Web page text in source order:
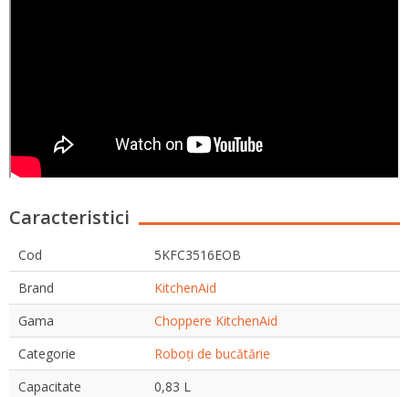
Caracteristici
Cod
5KFC3516EOB
Brand
KitchenAid
Gama
Choppere KitchenAid
Categorie
Roboți de bucătărie
Capacitate
0,83 L